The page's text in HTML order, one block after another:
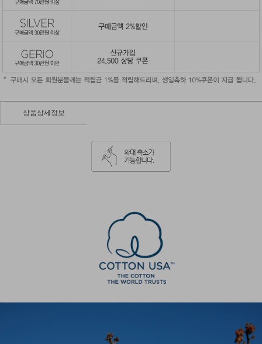
상품상세정보